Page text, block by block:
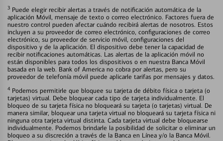
3 Puede elegir recibir alertas a través de notificación automática de la
aplicación Móvil, mensaje de texto o correo electrónico. Factores fuera de
nuestro control pueden afectar cuándo recibirá alertas de nosotros. Estos
incluyen a su proveedor de correo electrónico, configuraciones de correo
electrónico, su proveedor de servicio móvil, configuraciones del
dispositivo y de la aplicación. El dispositivo debe tener la capacidad de
recibir notificaciones automáticas. Las alertas de la aplicación móvil no
están disponibles para todos los dispositivos o en nuestra Banca Móvil
basada en la web. Bank of America no cobra por alertas, pero su
proveedor de telefonía móvil puede aplicarle tarifas por mensajes y datos.
4 Podemos permitirle que bloquee su tarjeta de débito física o tarjeta (o
tarjetas) virtual. Debe bloquear cada tipo de tarjeta individualmente. El
bloqueo de su tarjeta física no bloqueará su tarjeta (o tarjetas) virtual. De
manera similar, bloquear una tarjeta virtual no bloqueará su tarjeta física ni
ninguna otra tarjeta virtual distinta. Cada tarjeta virtual debe bloquearse
individualmente. Podemos brindarle la posibilidad de solicitar o eliminar un
bloqueo a su discreción a través de la Banca en Línea y/o la Banca Móvil.